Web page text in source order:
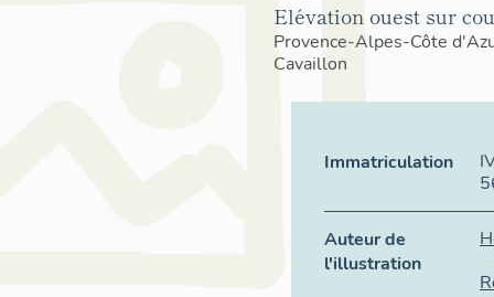
Elévation ouest sur
Provence-Alpes-Côte
Cavaillon
Immatriculation
Auteur de
l'illustration